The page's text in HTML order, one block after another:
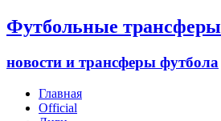
Футбольные трансферы
новости и трансферы футбола
Главная
Official